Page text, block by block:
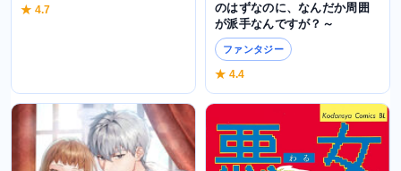
★ 4.7
のはずなのに、なんだか周囲
が派手なんですが？～
ファンタジー
★ 4.4